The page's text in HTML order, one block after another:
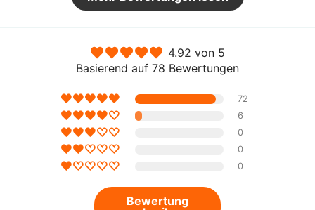
4.92 von 5
Basierend auf 78 Bewertungen
72
6
0
0
0
Bewertung